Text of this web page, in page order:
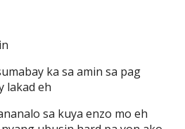
ka sa amin sa pag
lakad eh
sa kuya enzo mo eh